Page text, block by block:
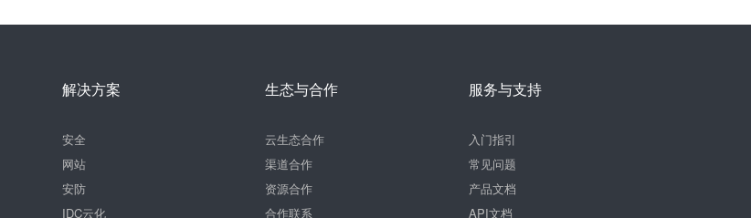
解决方案
安全
网站
安防
IDC云化
生态与合作
云生态合作
渠道合作
资源合作
合作联系
服务与支持
入门指引
常见问题
产品文档
API文档